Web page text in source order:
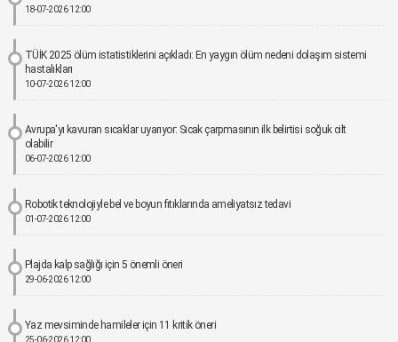
18-07-2026 12:00
TÜİK 2025 ölüm istatistiklerini açıkladı: En yaygın ölüm nedeni dolaşım sistemi
hastalıkları
10-07-2026 12:00
Avrupa'yı kavuran sıcaklar uyarıyor: Sıcak çarpmasının ilk belirtisi soğuk cilt
olabilir
06-07-2026 12:00
Robotik teknolojiyle bel ve boyun fıtıklarında ameliyatsız tedavi
01-07-2026 12:00
Plajda kalp sağlığı için 5 önemli öneri
29-06-2026 12:00
Yaz mevsiminde hamileler için 11 kritik öneri
25-06-2026 12:00